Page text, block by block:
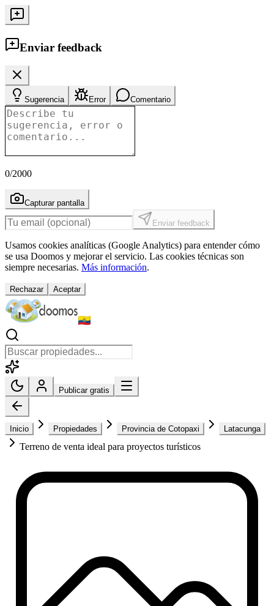
Enviar feedback
Sugerencia Error Comentario
0/2000
Capturar pantalla
Enviar feedback
Usamos cookies analíticas (Google Analytics) para entender cómo
se usa Doomos y mejorar el servicio. Las cookies técnicas son
siempre necesarias. Más información.
Rechazar Aceptar
Publicar gratis
Inicio Propiedades Provincia de Cotopaxi Latacunga
Terreno de venta ideal para proyectos turísticos